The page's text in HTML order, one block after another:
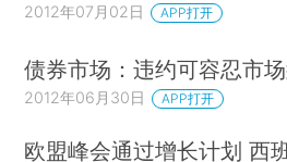
2012年07月02日 APP打开
债券市场：违约可容忍市
2012年06月30日 APP打开
欧盟峰会通过增长计划 西